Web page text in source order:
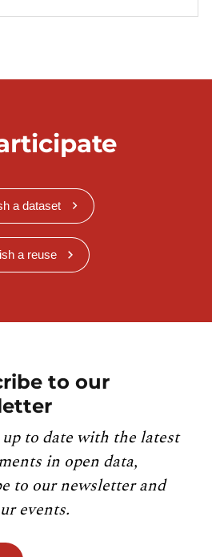
a dataset
a reuse
to our
up to date with the latest
in open data,
to our newsletter and
events.